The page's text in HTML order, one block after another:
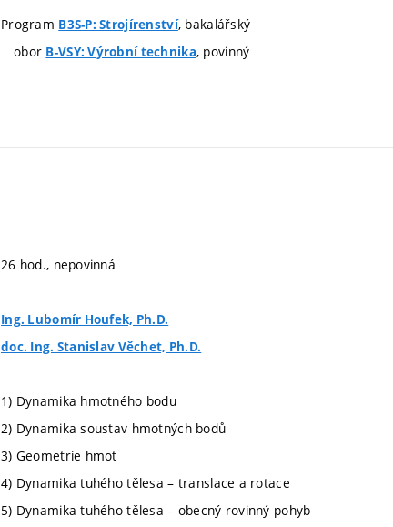
Program B3S-P: Strojírenství, bakalářský
obor B-VSY: Výrobní technika, povinný
26 hod., nepovinná
Ing. Lubomír Houfek, Ph.D.
doc. Ing. Stanislav Věchet, Ph.D.
1) Dynamika hmotného bodu
2) Dynamika soustav hmotných bodů
3) Geometrie hmot
4) Dynamika tuhého tělesa – translace a rotace
5) Dynamika tuhého tělesa – obecný rovinný pohyb